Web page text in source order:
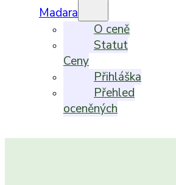
Madara
O ceně
Statut
Ceny
Přihláška
Přehled
oceněných